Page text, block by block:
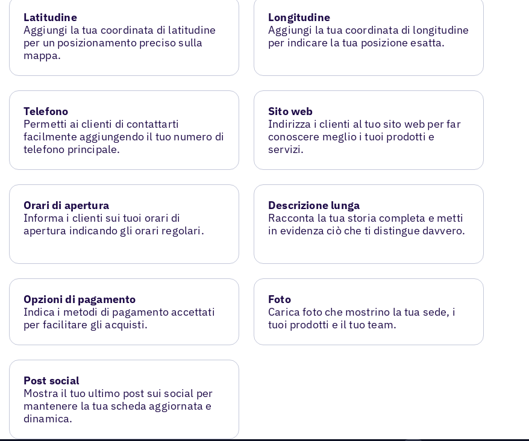
Latitudine
Aggiungi la tua coordinata di latitudine
per un posizionamento preciso sulla
mappa.
Longitudine
Aggiungi la tua coordinata di longitudine
per indicare la tua posizione esatta.
Telefono
Permetti ai clienti di contattarti
facilmente aggiungendo il tuo numero di
telefono principale.
Sito web
Indirizza i clienti al tuo sito web per far
conoscere meglio i tuoi prodotti e
servizi.
Orari di apertura
Informa i clienti sui tuoi orari di
apertura indicando gli orari regolari.
Descrizione lunga
Racconta la tua storia completa e metti
in evidenza ciò che ti distingue davvero.
Opzioni di pagamento
Indica i metodi di pagamento accettati
per facilitare gli acquisti.
Foto
Carica foto che mostrino la tua sede, i
tuoi prodotti e il tuo team.
Post social
Mostra il tuo ultimo post sui social per
mantenere la tua scheda aggiornata e
dinamica.